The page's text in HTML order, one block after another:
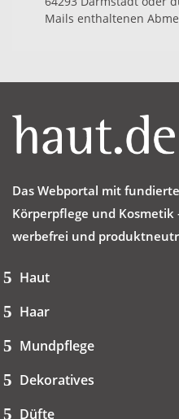
Mails enthaltenen
Das Webportal mit
Körperpflege und
werbefrei und
Haut
Haar
Mundpflege
Dekoratives
Düfte